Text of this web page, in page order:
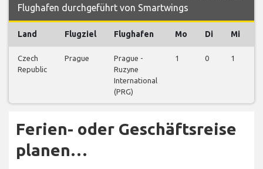
Flughafen durchgeführt von Smartwings
Land Flugziel Flughafen Mo Di Mi
Czech
Republic
Prague
Prague -
Ruzyne
International
(PRG)
1 0 1
Ferien- oder Geschäftsreise
planen…